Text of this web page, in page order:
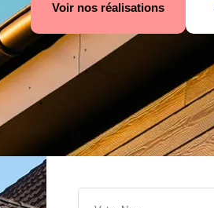
Voir nos réalisations